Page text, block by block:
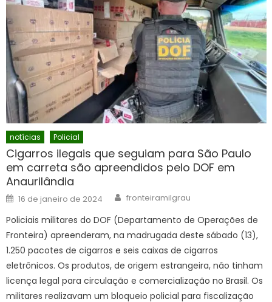
notícias Policial
Cigarros ilegais que seguiam para São Paulo
em carreta são apreendidos pelo DOF em
Anaurilândia
Posted
on
16 de janeiro de 2024 Author
fronteiramilgrau
Policiais militares do DOF (Departamento de Operações de
Fronteira) apreenderam, na madrugada deste sábado (13),
1.250 pacotes de cigarros e seis caixas de cigarros
eletrônicos. Os produtos, de origem estrangeira, não tinham
licença legal para circulação e comercialização no Brasil. Os
militares realizavam um bloqueio policial para fiscalização